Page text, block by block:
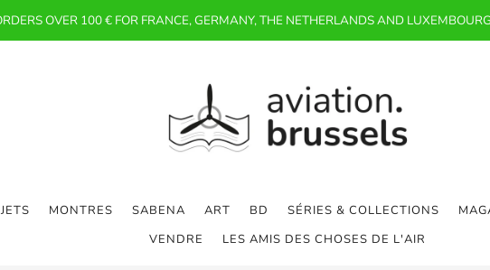
OVER 100 € FOR FRANCE, GERMANY, THE NETHERLANDS AND
MONTRES SABENA ART BD SÉRIES & COLLECTIONS
VENDRE
LES AMIS DES CHOSES DE L'AIR